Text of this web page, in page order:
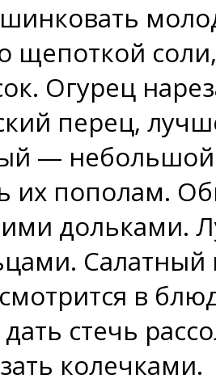
щепоткой
Огурец
перец,
— небольшой
их пополам.
дольками.
Салатный
в
стечь
колечками.